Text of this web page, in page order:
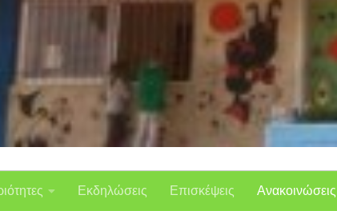
Εκδηλώσεις Επισκέψεις Ανακοινώσεις